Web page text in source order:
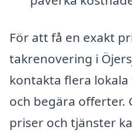
För att få en exakt
takrenovering i
kontakta flera
och begära offerter.
priser och tjänster